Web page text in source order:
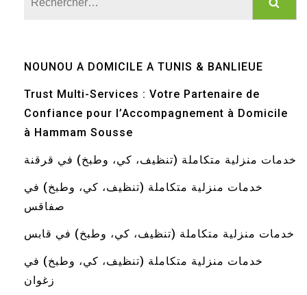
NOUNOU A DOMICILE A TUNIS & BANLIEUE
Trust Multi-Services : Votre Partenaire de
Confiance pour l’Accompagnement à Domicile
à Hammam Sousse
خدمات منزلية متكاملة (تنظيف، كي، وطبخ) في قرقنة
خدمات منزلية متكاملة (تنظيف، كي، وطبخ) في
صفاقس
خدمات منزلية متكاملة (تنظيف، كي، وطبخ) في قابس
خدمات منزلية متكاملة (تنظيف، كي، وطبخ) في
زغوان